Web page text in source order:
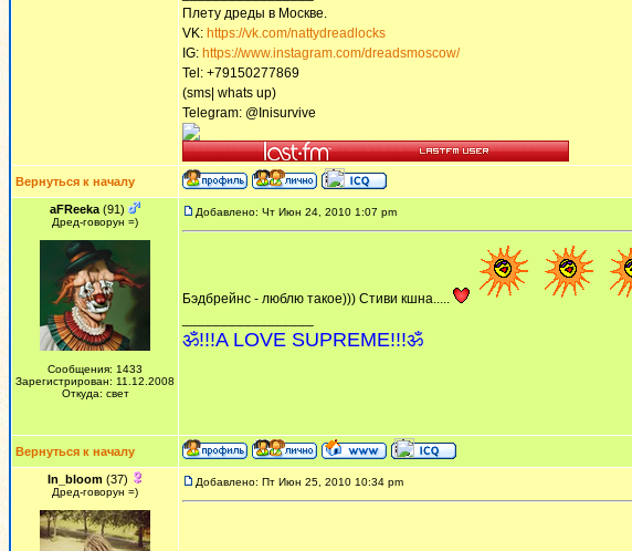
Плету дреды в Москве.
VK: https://vk.com/nattydreadlocks
IG: https://www.instagram.com/dreadsmoscow/
Tel: +79150277869
(sms| whats up)
Telegram: @Inisurvive
Вернуться к началу
aFReeka (91)
Дред-говорун =)
Сообщения: 1433
Зарегистрирован: 11.12.2008
Откуда: свет
Добавлено: Чт Июн 24, 2010 1:07 pm
Бэдбрейнс - люблю такое))) Стиви кшна.....
ॐ!!!A LOVE SUPREME!!!ॐ
Вернуться к началу
In_bloom(37)
Дред-говорун =)
Добавлено: Пт Июн 25, 2010 10:34 pm